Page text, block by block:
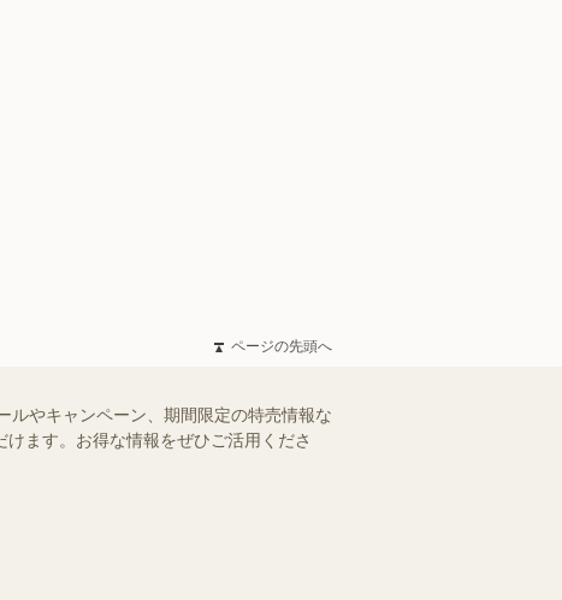
ページの先頭へ
ルやキャンペーン、期間限定の特売情報な
ます。お得な情報をぜひご活用くださ